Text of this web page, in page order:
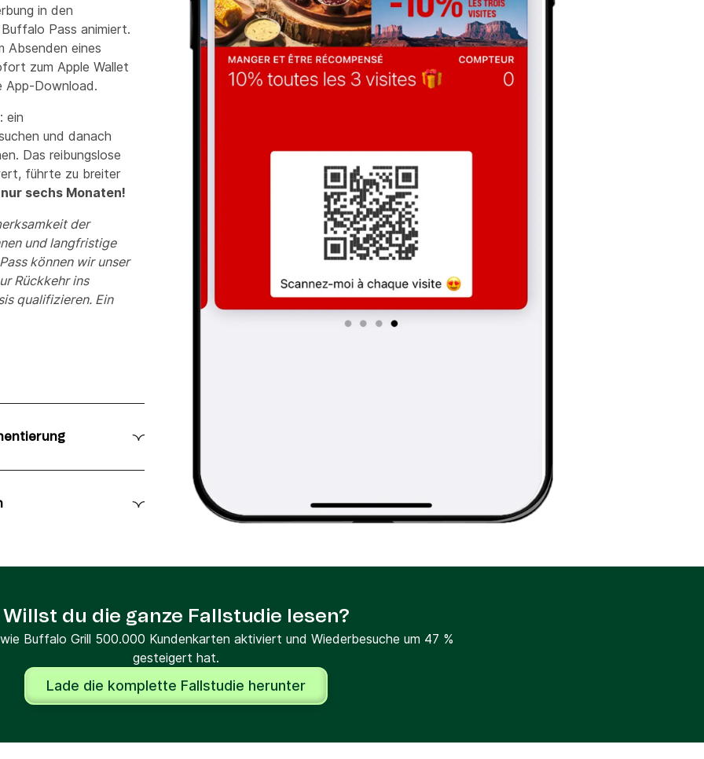
in den
Pass animiert.
Absenden eines
zum Apple Wallet
App-Download.
ein
und danach
Das reibungslose
führte zu breiter
sechs Monaten!
der
und langfristige
können wir unser
Rückkehr ins
qualifizieren. Ein
zur Kundschaft und
alles in Brevo
und letztlich
die Restaurants
Monat– also
Netzwerk.
Willst du die ganze Fallstudie lesen?
Buffalo Grill 500.000 Kundenkarten aktiviert und Wiederbesuche um 47 %
gesteigert hat.
Lade die komplette Fallstudie herunter